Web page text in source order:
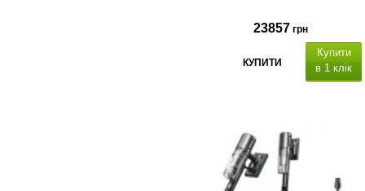
23857 грн
КУПИТИ
Купити
в 1 клік